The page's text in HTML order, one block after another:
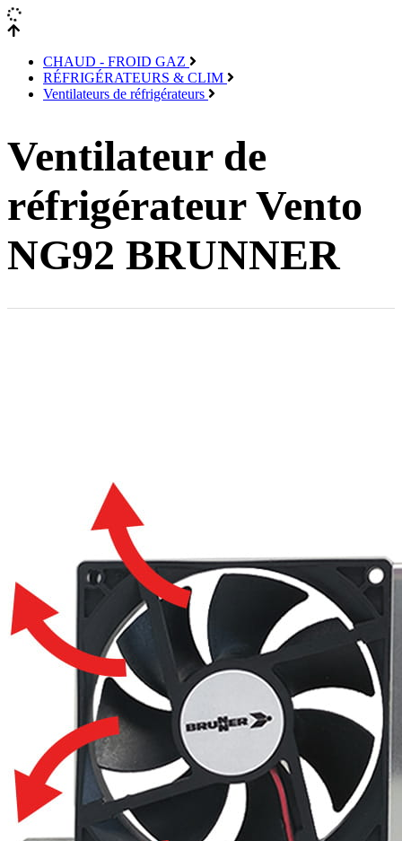
CHAUD - FROID GAZ
RÉFRIGÉRATEURS & CLIM
Ventilateurs de réfrigérateurs
Ventilateur de
réfrigérateur Vento
NG92 BRUNNER